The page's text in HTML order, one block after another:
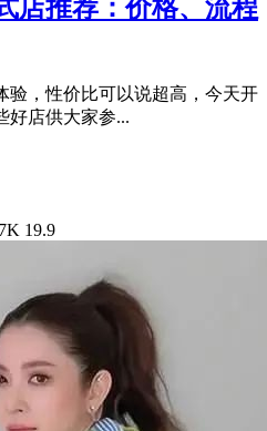
店推荐：价格、流程
验，性价比可以说超高，今天开
好店供大家参...
19.9